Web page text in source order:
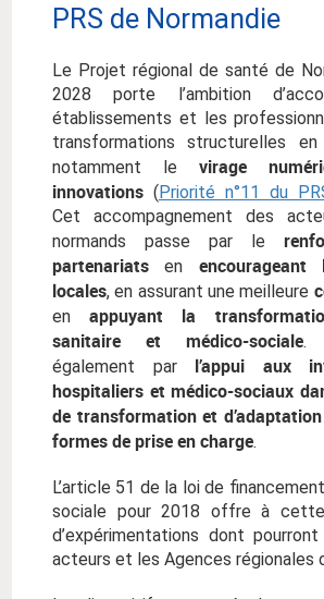
PRS de Normandie
Le Projet régional de santé de
2028 porte l’ambition
établissements et les
transformations structurelles en
notamment le virage
innovations (Priorité n°11 du
Cet accompagnement des
normands passe par le
partenariats en
locales, en assurant une meilleure
enappuyant la
sanitaire et médico-sociale.
également par l’appui aux
hospitaliers et médico-sociaux
de transformation et
formes de prise en charge.
L’article 51 de la loi de
sociale pour 2018 offre à
d’expérimentations dont pourront
acteurs et les Agences régionales